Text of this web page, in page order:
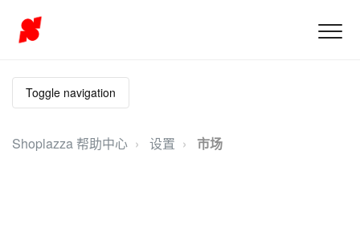
Toggle navigation
Shoplazza 帮助中心 设置 市场